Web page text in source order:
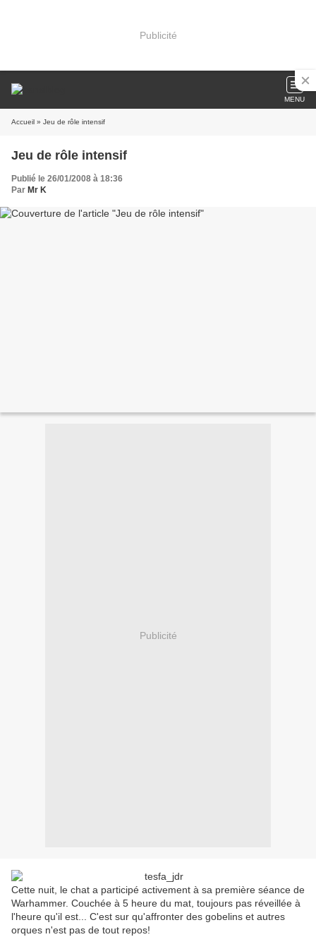
Publicité
MENU
Accueil » Jeu de rôle intensif
Jeu de rôle intensif
Publié le 26/01/2008 à 18:36
Par Mr K
Publicité
Cette nuit, le chat a participé activement à sa première séance de
Warhammer. Couchée à 5 heure du mat, toujours pas réveillée à
l'heure qu'il est... C'est sur qu'affronter des gobelins et autres
orques n'est pas de tout repos!